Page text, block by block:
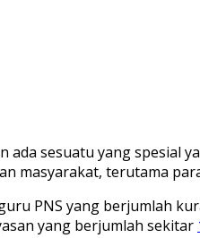
sesuatu yang spesial
masyarakat, terutama
PNS yang berjumlah
yang berjumlah sekitar